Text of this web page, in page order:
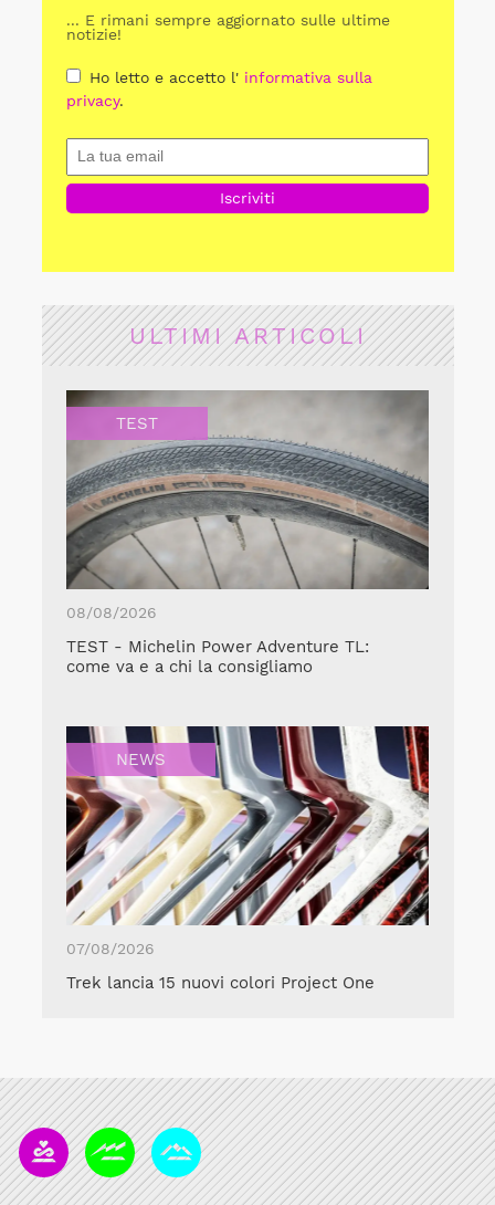
... E rimani sempre aggiornato sulle ultime
notizie!
Ho letto e accetto l' informativa sulla
privacy.
ULTIMI ARTICOLI
TEST
08/08/2026
TEST - Michelin Power Adventure TL:
come va e a chi la consigliamo
NEWS
07/08/2026
Trek lancia 15 nuovi colori Project One